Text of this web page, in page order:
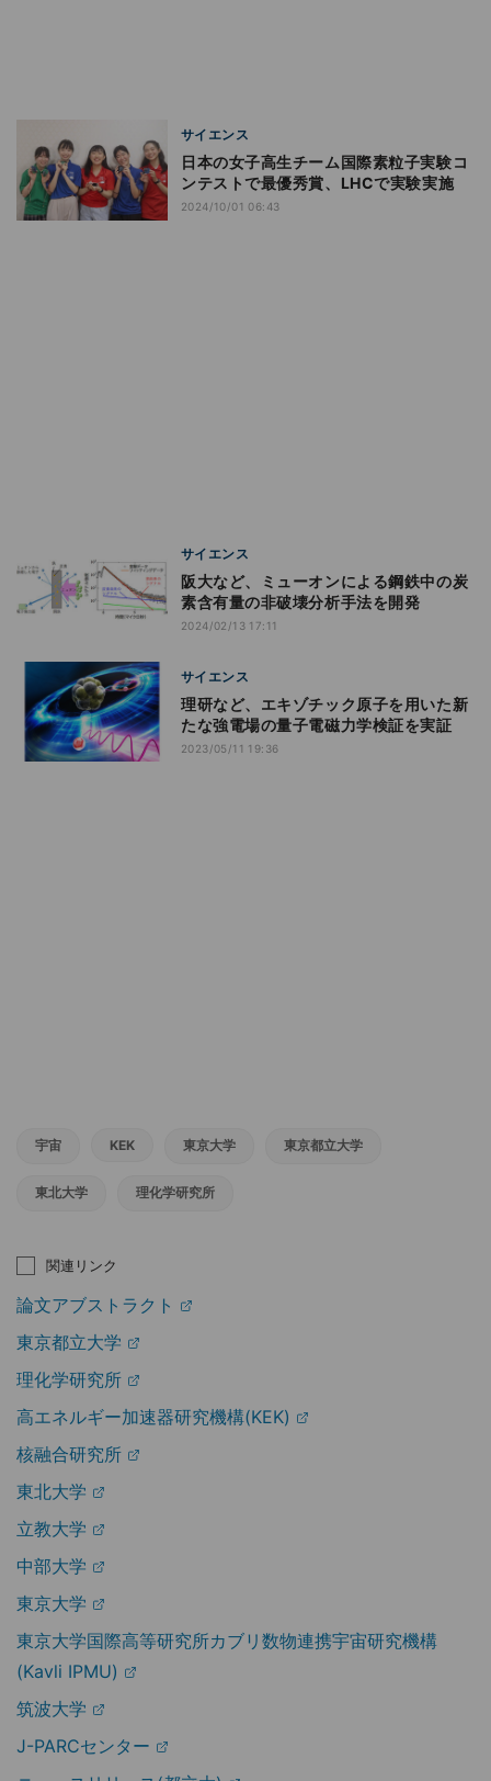
サイエンス
日本の女子高生チーム国際素粒子実験コ
ンテストで最優秀賞、LHCで実験実施
2024/10/01 06:43
サイエンス
阪大など、ミューオンによる鋼鉄中の炭
素含有量の非破壊分析手法を開発
2024/02/13 17:11
サイエンス
理研など、エキゾチック原子を用いた新
たな強電場の量子電磁力学検証を実証
2023/05/11 19:36
宇宙 KEK 東京大学 東京都立大学
東北大学 理化学研究所
関連リンク
論文アブストラクト
東京都立大学
理化学研究所
高エネルギー加速器研究機構(KEK)
核融合研究所
東北大学
立教大学
中部大学
東京大学
東京大学国際高等研究所カブリ数物連携宇宙研究機構
(Kavli IPMU)
筑波大学
J-PARCセンター